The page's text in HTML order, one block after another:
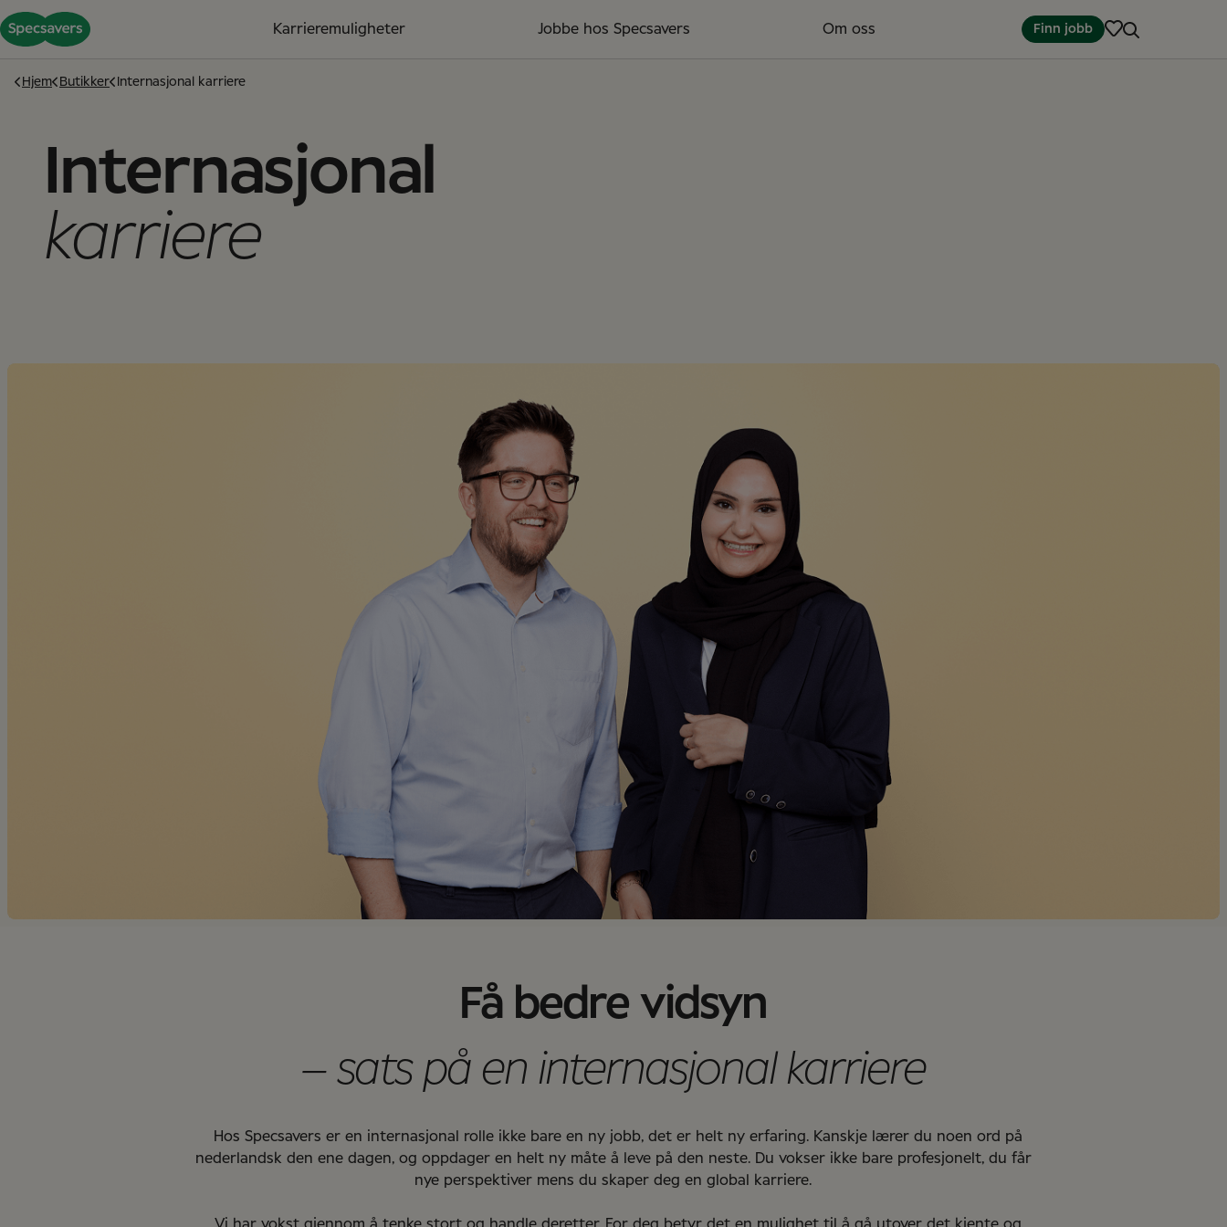
Karrieremuligheter Jobbe hos Specsavers Om oss Finn jobb
Hjem Butikker Internasjonal karriere
Internasjonal
karriere
Få bedre vidsyn
– sats på en internasjonal karriere
Hos Specsavers er en internasjonal rolle ikke bare en ny jobb, det er helt ny erfaring. Kanskje lærer du noen ord på
nederlandsk den ene dagen, og oppdager en helt ny måte å leve på den neste. Du vokser ikke bare profesjonelt, du får
nye perspektiver mens du skaper deg en global karriere.